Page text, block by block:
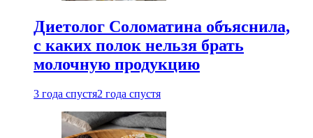
Диетолог Соломатина объяснила,
с каких полок нельзя брать
молочную продукцию
3 года спустя2 года спустя